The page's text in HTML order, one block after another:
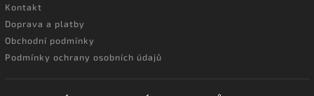
Kontakt
Doprava a platby
Obchodní podmínky
Podmínky ochrany osobních údajů